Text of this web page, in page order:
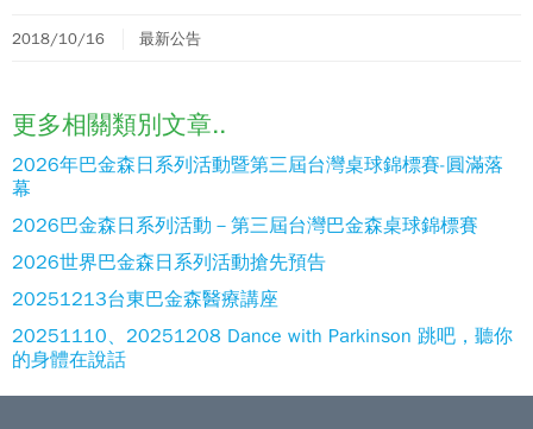
2018/10/16 最新公告
更多相關類別文章..
2026年巴金森日系列活動暨第三屆台灣桌球錦標賽-圓滿落
幕
2026巴金森日系列活動－第三屆台灣巴金森桌球錦標賽
2026世界巴金森日系列活動搶先預告
20251213台東巴金森醫療講座
20251110、20251208 Dance with Parkinson 跳吧，聽你
的身體在說話